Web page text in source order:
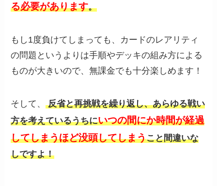
る必要があります。
もし1度負けてしまっても、カードのレアリティ
の問題というよりは手順やデッキの組み方による
ものが大きいので、無課金でも十分楽しめます！
そして、反省と再挑戦を繰り返し、あらゆる戦い
方を考えているうちにいつの間にか時間が経過
してしまうほど没頭してしまうこと間違いな
しですよ！